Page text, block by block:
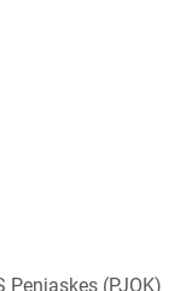
(PJOK)